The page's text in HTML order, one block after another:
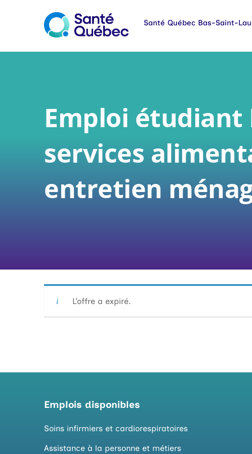
Emploi étudiant
services
entretien
L’offre a expiré.
Emplois disponibles
Soins infirmiers et cardiorespiratoires
Assistance à la personne et métiers